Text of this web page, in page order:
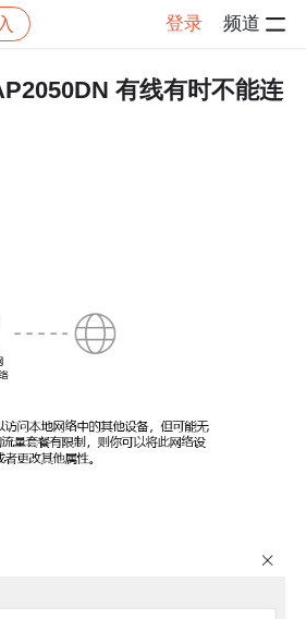
登录 频道
全光网 帖子详情
有线有时不能连